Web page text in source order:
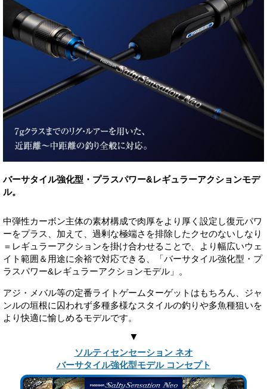
バーサタイル強化型・プラスパワー&レギュラーアクションモデ
ル。
中弾性カーボン主体の素材構成で肉厚をより厚く設定し復元パワ
ーをプラス、加えて、過剰な極端さを排除したクセのないしなり
＝レギュラーアクションを掛け合わせることで、より幅広いウェ
イト範囲＆用途に余裕で対応できる、「バーサタイル強化型・プ
ラスパワー&レギュラーアクションモデル」。
アジ・メバル等の定番ライトゲームターゲットはもちろん、ジャ
ンルの垣根に囚われず多種多様なスタイルの釣りや多魚種狙いを
より快適に愉しめるモデルです。
▼
ソルティセンセーション ネオ
バーサタイル強化型モデル コンセプト